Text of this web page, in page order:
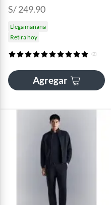
S/ 249.90
Llega mañana
Retira hoy
(2)
Agregar